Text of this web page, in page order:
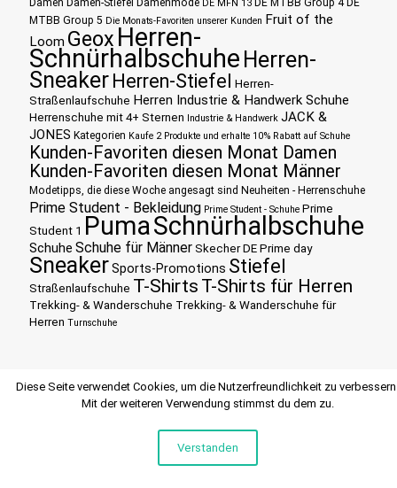
Damen Damen-Stiefel Damenmode DE MFN 13 DE MTBB Group 4 DE
MTBB Group 5 Die Monats-Favoriten unserer Kunden Fruit of the
Loom Geox Herren-
Schnürhalbschuhe Herren-
Sneaker Herren-Stiefel Herren-
Straßenlaufschuhe Herren Industrie & Handwerk Schuhe
Herrenschuhe mit 4+ Sternen Industrie & Handwerk JACK &
JONES Kategorien Kaufe 2 Produkte und erhalte 10% Rabatt auf Schuhe
Kunden-Favoriten diesen Monat Damen
Kunden-Favoriten diesen Monat Männer
Modetipps, die diese Woche angesagt sind Neuheiten - Herrenschuhe
Prime Student - Bekleidung Prime Student - Schuhe Prime
Student 1 PumaSchnürhalbschuhe
Schuhe Schuhe für Männer Skecher DE Prime day
SneakerSports-Promotions Stiefel
Straßenlaufschuhe T-Shirts T-Shirts für Herren
Trekking- & Wanderschuhe Trekking- & Wanderschuhe für
Herren Turnschuhe
Diese Seite verwendet Cookies, um die Nutzerfreundlichkeit zu
Mit der weiteren Verwendung stimmst du dem zu.
Verstanden